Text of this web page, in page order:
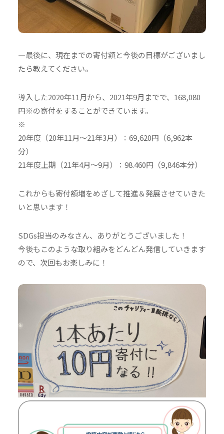
—最後に、現在までの寄付額と今後の目標がございまし
たら教えてください。
導入した2020年11月から、2021年9月までで、168,080
円※の寄付をすることができています。
※
20年度（20年11月～21年3月）：69,620円（6,962本
分）
21年度上期（21年4月～9月）：98.460円（9,846本分）
これからも寄付額増をめざして推進＆発展させていきた
いと思います！
SDGs担当のみなさん、ありがとうございました！
今後もこのような取り組みをどんどん発信していきます
ので、次回もお楽しみに！